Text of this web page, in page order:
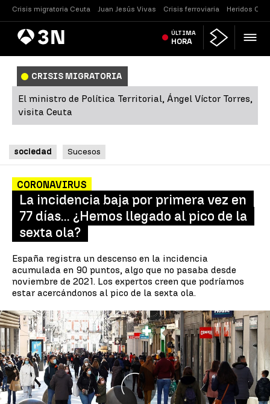
Crisis migratoria Ceuta Juan Jesús Vivas Crisis ferroviaria Heridos
AntenaNoticias ÚLTIMA
HORA
CRISIS MIGRATORIA
El ministro de Política Territorial, Ángel Víctor Torres,
visita Ceuta
sociedad Sucesos
CORONAVIRUS
La incidencia baja por primera vez en
77 días... ¿Hemos llegado al pico de la
sexta ola?
España registra un descenso en la incidencia
acumulada en 90 puntos, algo que no pasaba desde
noviembre de 2021. Los expertos creen que podríamos
estar acercándonos al pico de la sexta ola.